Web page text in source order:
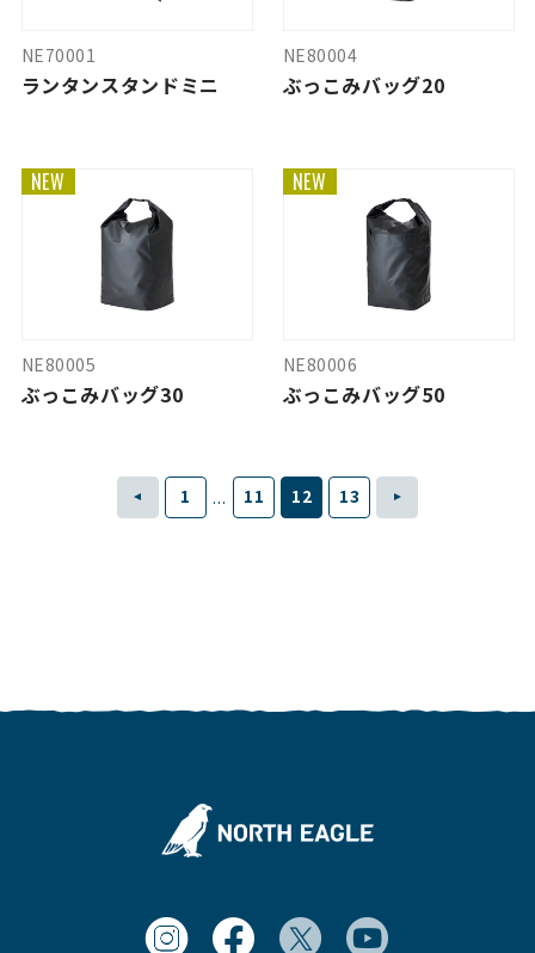
NE70001
ランタンスタンドミニ
NE80004
ぶっこみバッグ20
NEW
NE80005
ぶっこみバッグ30
NEW
NE80006
ぶっこみバッグ50
1 ... 11 12 13